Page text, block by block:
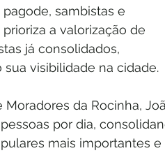
sambistas e
a valorização de
já consolidados,
visibilidade na cidade.
Moradores da Rocinha,
por dia,
mais importantes e